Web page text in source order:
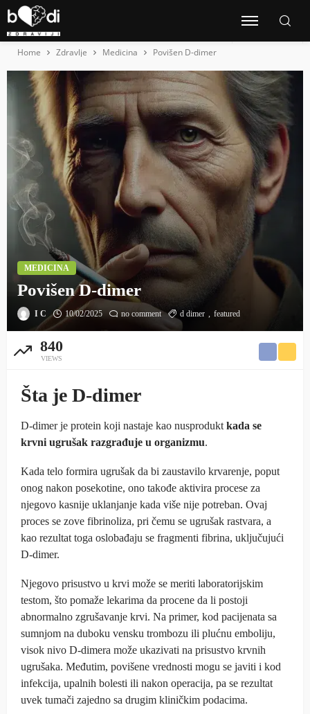
Home Zdravlje Medicina Povišen D-dimer
MEDICINA
Povišen D-dimer
I C 10/02/2025 no comment d dimer featured
840
VIEWS
Šta je D-dimer
D-dimer je protein koji nastaje kao nusprodukt kada se
krvni ugrušak razgrađuje u organizmu.
Kada telo formira ugrušak da bi zaustavilo krvarenje, poput
onog nakon posekotine, ono takođe aktivira procese za
njegovo kasnije uklanjanje kada više nije potreban. Ovaj
proces se zove fibrinoliza, pri čemu se ugrušak rastvara, a
kao rezultat toga oslobađaju se fragmenti fibrina, uključujući
D-dimer.
Njegovo prisustvo u krvi može se meriti laboratorijskim
testom, što pomaže lekarima da procene da li postoji
abnormalno zgrušavanje krvi. Na primer, kod pacijenata sa
sumnjom na duboku vensku trombozu ili plućnu emboliju,
visok nivo D-dimera može ukazivati na prisustvo krvnih
ugrušaka. Međutim, povišene vrednosti mogu se javiti i kod
infekcija, upalnih bolesti ili nakon operacija, pa se rezultat
uvek tumači zajedno sa drugim kliničkim podacima.